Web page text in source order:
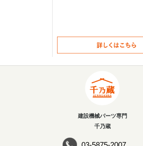
建設機械パーツ専門
千乃蔵